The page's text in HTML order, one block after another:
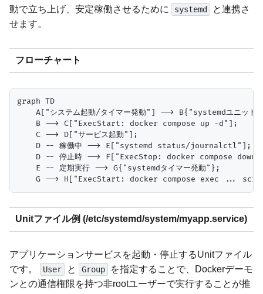
動で立ち上げ、安定稼働させるために
systemd
と連携さ
せます。
フローチャート
graph TD
A["システム起動/タイマー発動"] --> B{"systemdユニット
    B --> C["ExecStart: docker compose up -d"];
    C --> D["サービス起動"];
    D -- 稼働中 --> E["systemd status/journalctl"];
D -- 停止時 --> F["ExecStop: docker compose
    E -- 定期実行 --> G{"systemdタイマー発動"};
Unitファイル例 (/etc/systemd/system/myapp.service)
アプリケーションサービスを起動・停止するUnitファイル
です。
User と Group
を指定することで、Dockerデーモ
ンとの通信権限を持つ非rootユーザーで実行することが推